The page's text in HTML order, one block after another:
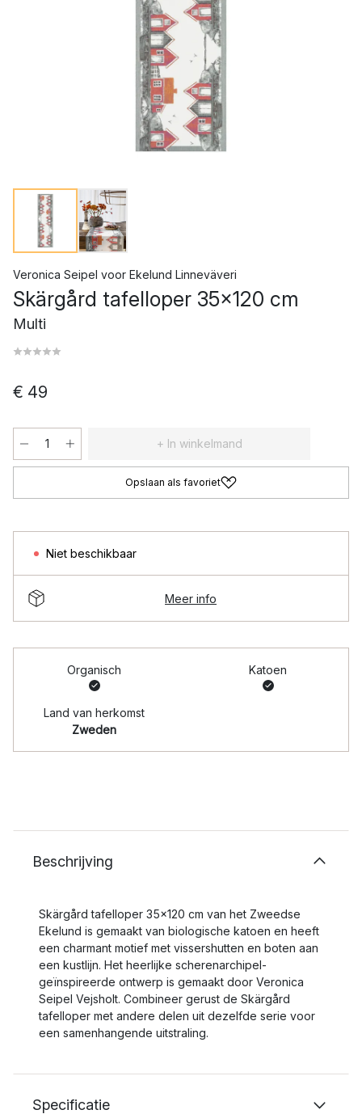
Veronica Seipel voor Ekelund Linneväveri
Skärgård tafelloper 35x120 cm
Multi
€ 49
+ In winkelmand
Opslaan als favoriet
Niet beschikbaar
Meer info
Organisch Katoen
Land van herkomst
Zweden
Beschrijving
Skärgård tafelloper 35x120 cm van het Zweedse
Ekelund is gemaakt van biologische katoen en heeft
een charmant motief met vissershutten en boten aan
een kustlijn. Het heerlijke scherenarchipel-
geïnspireerde ontwerp is gemaakt door Veronica
Seipel Vejsholt. Combineer gerust de Skärgård
tafelloper met andere delen uit dezelfde serie voor
een samenhangende uitstraling.
Specificatie